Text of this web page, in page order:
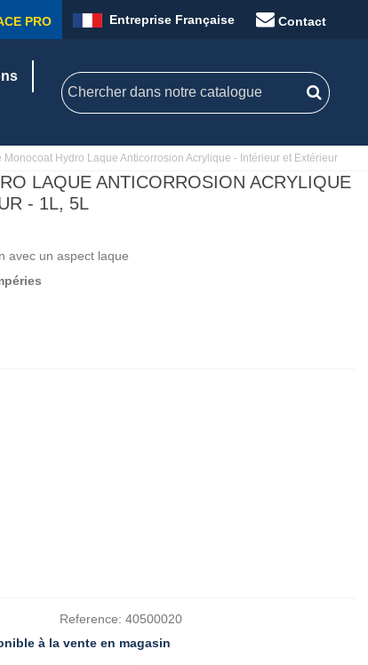
PRO Entreprise Française Contact
Monocoat Hydro Laque Anticorrosion Acrylique - Intérieur et Extérieur
LAQUE ANTICORROSION ACRYLIQUE
- 1L, 5L
avec un aspect laque
Reference: 40500020
à la vente en magasin